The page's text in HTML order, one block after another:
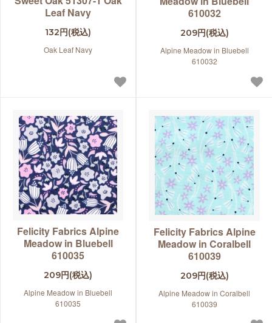
Leaf Navy
132円(税込)
Oak Leaf Navy
610032
209円(税込)
Alpine Meadow in Bluebell
610032
Felicity Fabrics Alpine
Meadow in Bluebell
610035
209円(税込)
Alpine Meadow in Bluebell
610035
Felicity Fabrics Alpine
Meadow in Coralbell
610039
209円(税込)
Alpine Meadow in Coralbell
610039